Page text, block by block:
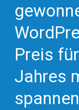
Preis
Jahres